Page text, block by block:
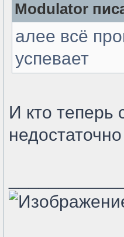
Modulator
алее всё
успевает
И кто теперь